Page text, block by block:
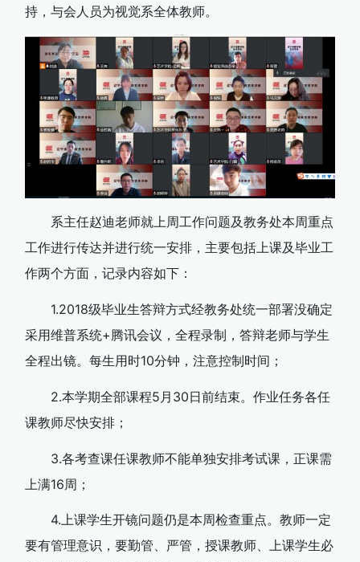
持，与会人员为视觉系全体教师。
系主任赵迪老师就上周工作问题及教务处本周重点
工作进行传达并进行统一安排，主要包括上课及毕业工
作两个方面，记录内容如下：
1.2018级毕业生答辩方式经教务处统一部署没确定
采用维普系统+腾讯会议，全程录制，答辩老师与学生
全程出镜。每生用时10分钟，注意控制时间；
2.本学期全部课程5月30日前结束。作业任务各任
课教师尽快安排；
3.各考查课任课教师不能单独安排考试课，正课需
上满16周；
4.上课学生开镜问题仍是本周检查重点。教师一定
要有管理意识，要勤管、严管，授课教师、上课学生必